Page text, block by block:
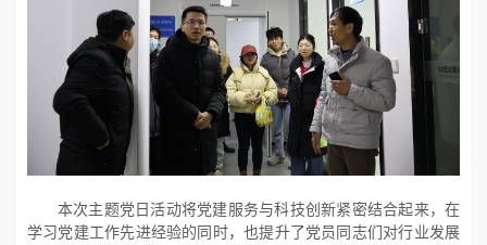
本次主题党日活动将党建服务与科技创新紧密结合起来，在
学习党建工作先进经验的同时，也提升了党员同志们对行业发展